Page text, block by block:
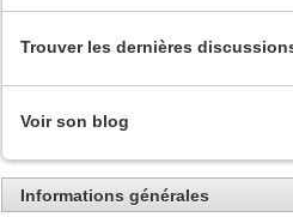
Trouver les dernières
Voir son blog
Informations générales